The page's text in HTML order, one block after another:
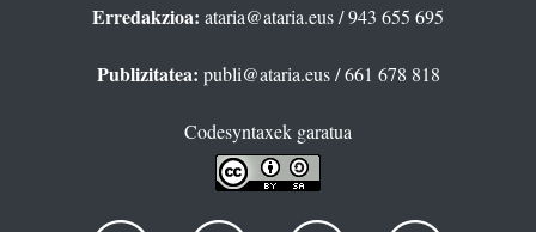
Erredakzioa: ataria@ataria.eus/ 943 655 695
Publizitatea: publi@ataria.eus/ 661 678 818
Codesyntaxek garatua